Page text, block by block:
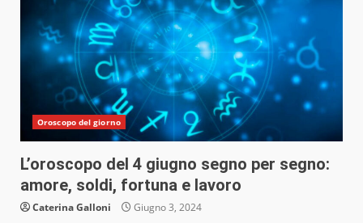
Oroscopo del giorno
L’oroscopo del 4 giugno segno per segno:
amore, soldi, fortuna e lavoro
Caterina Galloni Giugno 3, 2024